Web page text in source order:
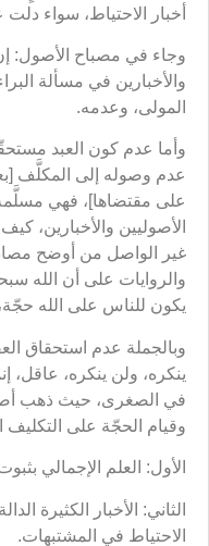
أخبار الاحتياط، سواء
وجاء في مصباح الأصول:
والأخبارين في مسألة
المولى، وعدمه.
وأما عدم كون العبد
عدم وصوله إلى المكلَّف
على مقتضاها]، فهي مسلَّمة
الأصوليين والأخبارين،
غير الواصل من أوضح
والروايات على أن الله
يكون للناس على الله حجّة،
وبالجملة عدم استحقاق
ينكره، ولن ينكره، عاقل،
في الصغرى، حيث ذهب
وقيام الحجّة على التكليف
الأول: العلم الإجمالي
الثاني: الأخبار الكثيرة
الاحتياط في المشتبهات.